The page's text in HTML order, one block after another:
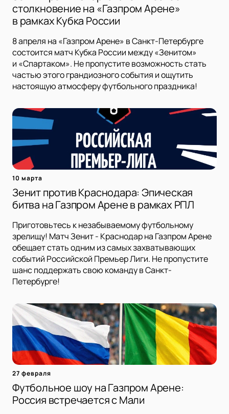
столкновение на «Газпром Арене»
в рамках Кубка России
8 апреля на «Газпром Арене» в Санкт-Петербурге
состоится матч Кубка России между «Зенитом»
и «Спартаком». Не пропустите возможность стать
частью этого грандиозного события и ощутить
настоящую атмосферу футбольного праздника!
10 марта
Зенит против Краснодара: Эпическая
битва на Газпром Арене в рамках РПЛ
Приготовьтесь к незабываемому футбольному
зрелищу! Матч Зенит - Краснодар на Газпром Арене
обещает стать одним из самых захватывающих
событий Российской Премьер Лиги. Не пропустите
шанс поддержать свою команду в Санкт-
Петербурге!
27 февраля
Футбольное шоу на Газпром Арене:
Россия встречается с Мали